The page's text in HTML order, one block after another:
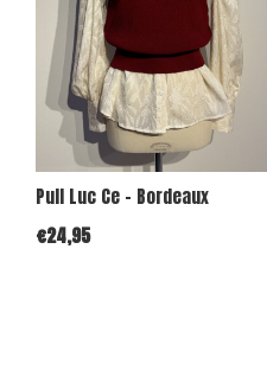
Pull Luc Ce - Bordeaux
€24,95